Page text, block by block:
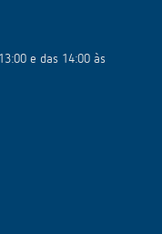
e das 14:00 às